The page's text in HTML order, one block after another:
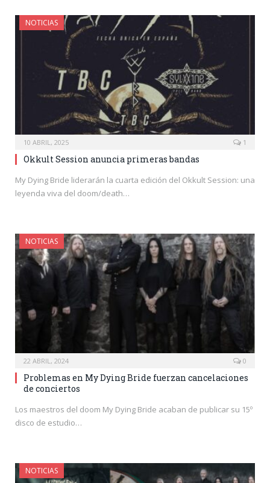
NOTICIAS
10 ABRIL, 2025 1
Okkult Session anuncia primeras bandas
My Dying Bride liderarán la cuarta edición del Okkult Session: una
leyenda viva del doom/death…
NOTICIAS
22 ABRIL, 2024 0
Problemas en My Dying Bride fuerzan cancelaciones
de conciertos
Los maestros del doom My Dying Bride acaban de publicar su 15º
disco de estudio…
NOTICIAS